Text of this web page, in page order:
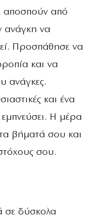
αποσπούν από
ανάγκη να
Προσπάθησε να
και να
ανάγκες.
και ένα
Η μέρα
βήματά σου και
σου.
σε δύσκολα